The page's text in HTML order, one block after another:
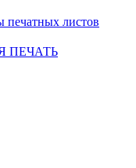
печатных листов
ПЕЧАТЬ